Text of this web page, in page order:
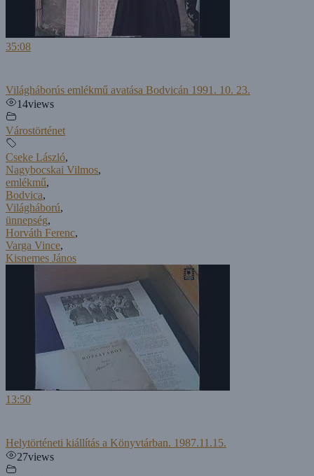
35:08
Világháborús emlékmű avatása Bodvicán 1991. 10. 23.
14views
Várostörténet
Cseke László,
Nagybocskai Vilmos,
emlékmű,
Bodvica,
Világháború,
ünnepség,
Horváth Ferenc,
Varga Vince,
Kisnemes János
13:50
Helytörténeti kiállítás a Könyvtárban. 1987.11.15.
27views